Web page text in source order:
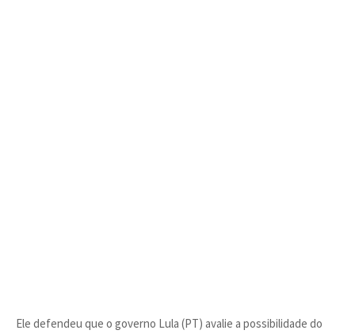
Ele defendeu que o governo Lula (PT) avalie a possibilidade do